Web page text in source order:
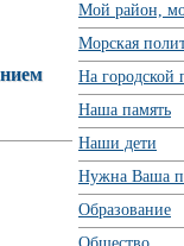
Мой район,
Морская
На
Наша память
Наши дети
Нужна Ваша
Образование